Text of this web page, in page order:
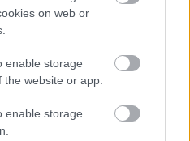
on web or
enable storage
website or app.
enable storage
ÜNNEPE